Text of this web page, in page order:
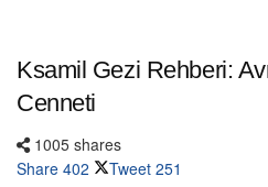
Ksamil Gezi Rehberi:
Cenneti
1005 shares
Share 402 Tweet 251